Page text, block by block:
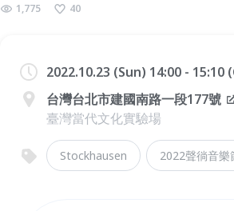
1,775 40
2022.10.23 (Sun) 14:00 - 15:10
台灣台北市建國南路一段177號
臺灣當代文化實驗場
Stockhausen 2022聲徜音樂